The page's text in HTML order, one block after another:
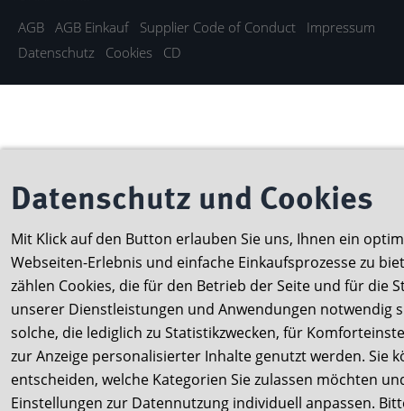
AGB AGB Einkauf Supplier Code of Conduct
Impressum
Datenschutz
Cookies CD
Datenschutz und Cookies
Mit Klick auf den Button erlauben Sie uns, Ihnen ein
Webseiten-Erlebnis und einfache Einkaufsprozesse zu
zählen Cookies, die für den Betrieb der Seite und für die
unserer Dienstleistungen und Anwendungen notwendig
solche, die lediglich zu Statistikzwecken, für
zur Anzeige personalisierter Inhalte genutzt werden. Sie
entscheiden, welche Kategorien Sie zulassen möchten
Einstellungen zur Datennutzung individuell anpassen.